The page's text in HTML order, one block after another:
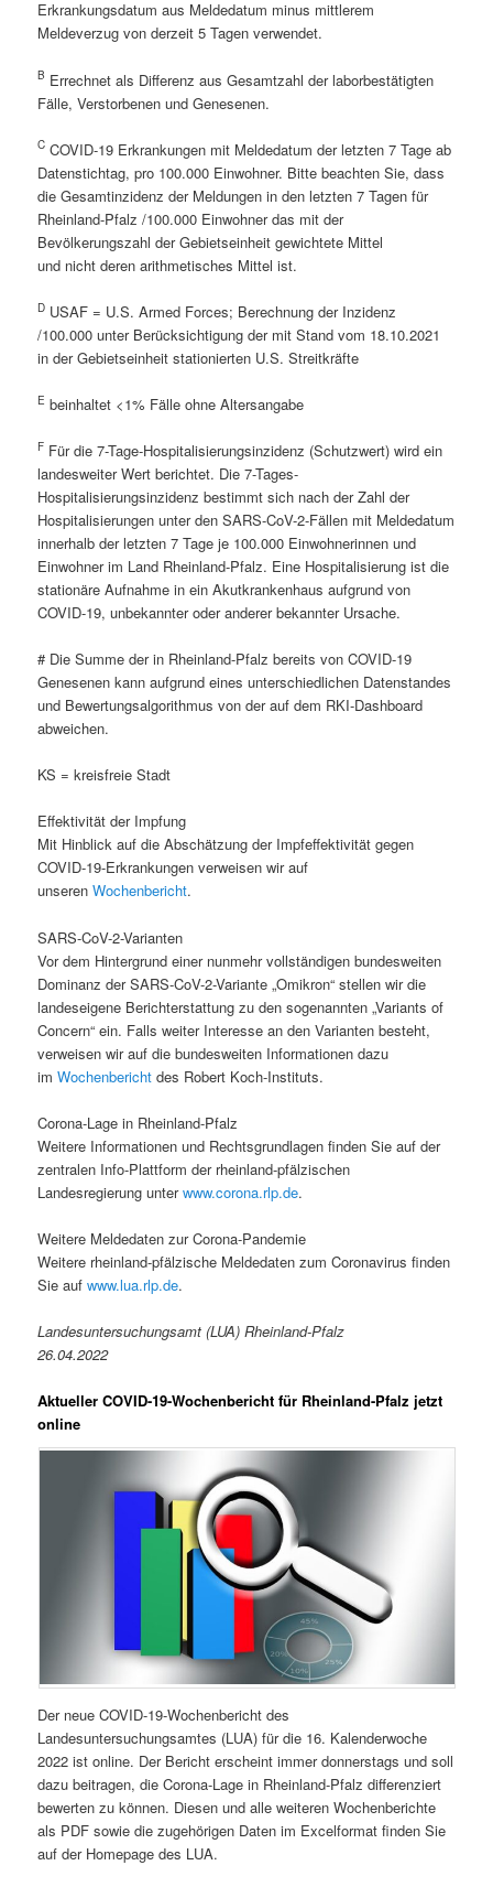
Erkrankungsdatum aus Meldedatum minus mittlerem
Meldeverzug von derzeit 5 Tagen verwendet.
B Errechnet als Differenz aus Gesamtzahl der laborbestätigten
Fälle, Verstorbenen und Genesenen.
C COVID-19 Erkrankungen mit Meldedatum der letzten 7 Tage ab
Datenstichtag, pro 100.000 Einwohner. Bitte beachten Sie, dass
die Gesamtinzidenz der Meldungen in den letzten 7 Tagen für
Rheinland-Pfalz /100.000 Einwohner das mit der
Bevölkerungszahl der Gebietseinheit gewichtete Mittel
und nicht deren arithmetisches Mittel ist.
D USAF = U.S. Armed Forces; Berechnung der Inzidenz
/100.000 unter Berücksichtigung der mit Stand vom 18.10.2021
in der Gebietseinheit stationierten U.S. Streitkräfte
E beinhaltet <1% Fälle ohne Altersangabe
F Für die 7-Tage-Hospitalisierungsinzidenz (Schutzwert) wird ein
landesweiter Wert berichtet. Die 7-Tages-
Hospitalisierungsinzidenz bestimmt sich nach der Zahl der
Hospitalisierungen unter den SARS-CoV-2-Fällen mit Meldedatum
innerhalb der letzten 7 Tage je 100.000 Einwohnerinnen und
Einwohner im Land Rheinland-Pfalz. Eine Hospitalisierung ist die
stationäre Aufnahme in ein Akutkrankenhaus aufgrund von
COVID-19, unbekannter oder anderer bekannter Ursache.
# Die Summe der in Rheinland-Pfalz bereits von COVID-19
Genesenen kann aufgrund eines unterschiedlichen Datenstandes
und Bewertungsalgorithmus von der auf dem RKI-Dashboard
abweichen.
KS = kreisfreie Stadt
Effektivität der Impfung
Mit Hinblick auf die Abschätzung der Impfeffektivität gegen
COVID-19-Erkrankungen verweisen wir auf
unserenWochenbericht.
SARS-CoV-2-Varianten
Vor dem Hintergrund einer nunmehr vollständigen bundesweiten
Dominanz der SARS-CoV-2-Variante „Omikron“ stellen wir die
landeseigene Berichterstattung zu den sogenannten „Variants of
Concern“ ein. Falls weiter Interesse an den Varianten besteht,
verweisen wir auf die bundesweiten Informationen dazu
imWochenbericht des Robert Koch-Instituts.
Corona-Lage in Rheinland-Pfalz
Weitere Informationen und Rechtsgrundlagen finden Sie auf der
zentralen Info-Plattform der rheinland-pfälzischen
Landesregierung unterwww.corona.rlp.de.
Weitere Meldedaten zur Corona-Pandemie
Weitere rheinland-pfälzische Meldedaten zum Coronavirus finden
Sie aufwww.lua.rlp.de.
Landesuntersuchungsamt (LUA) Rheinland-Pfalz
26.04.2022
Aktueller COVID-19-Wochenbericht für Rheinland-Pfalz jetzt
online
Der neue COVID-19-Wochenbericht des
Landesuntersuchungsamtes (LUA) für die 16. Kalenderwoche
2022 ist online. Der Bericht erscheint immer donnerstags und soll
dazu beitragen, die Corona-Lage in Rheinland-Pfalz differenziert
bewerten zu können. Diesen und alle weiteren Wochenberichte
als PDF sowie die zugehörigen Daten im Excelformat finden Sie
auf der Homepage des LUA.